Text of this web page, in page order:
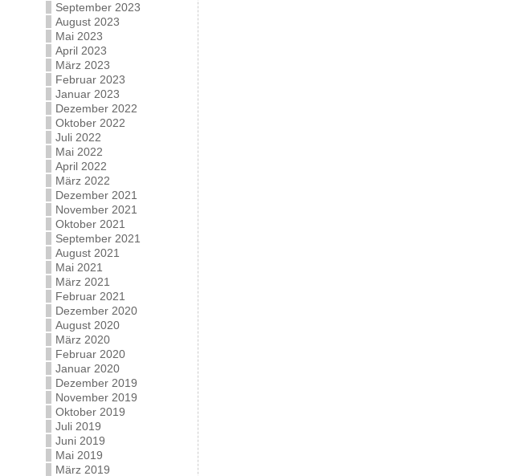
September 2023
August 2023
Mai 2023
April 2023
März 2023
Februar 2023
Januar 2023
Dezember 2022
Oktober 2022
Juli 2022
Mai 2022
April 2022
März 2022
Dezember 2021
November 2021
Oktober 2021
September 2021
August 2021
Mai 2021
März 2021
Februar 2021
Dezember 2020
August 2020
März 2020
Februar 2020
Januar 2020
Dezember 2019
November 2019
Oktober 2019
Juli 2019
Juni 2019
Mai 2019
März 2019